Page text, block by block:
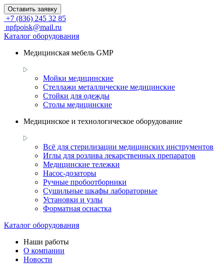
Оставить заявку
+7 (836) 245 32 85
npfpoisk@mail.ru
Каталог оборудования
Медицинская мебель GMP
Мойки медицинские
Стеллажи металлические медицинские
Стойки для одежды
Столы медицинские
Медицинское и технологическое оборудование
Всё для стерилизации медицинских инструментов
Иглы для розлива лекарственных препаратов
Медицинские тележки
Насос-дозаторы
Ручные пробоотборники
Сушильные шкафы лабораторные
Установки и узлы
Форматная оснастка
Каталог оборудования
Наши работы
О компании
Новости